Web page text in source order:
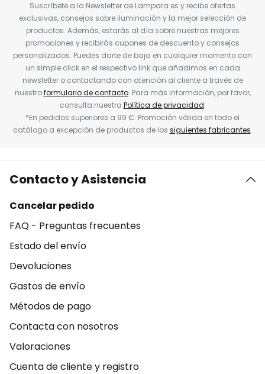
Suscríbete a la Newsletter de Lampara.es y recibe ofertas
exclusivas, consejos sobre iluminación y la mejor selección de
productos. Además, estarás al día sobre nuestras mejores
promociones y recibirás cupones de descuento y consejos
personalizados. Puedes darte de baja en cualquier momento con
un simple click en el respectivo link que añadimos en cada
newsletter o contactando con atención al cliente a través de
nuestroformulario de contacto. Para más información, por favor,
consulta nuestra Política de privacidad.
*En pedidos superiores a 99 €. Promoción válida en todo el
catálogo a excepción de productos de los siguientes fabricantes.
Contacto y Asistencia
Cancelar pedido
FAQ - Preguntas frecuentes
Estado del envío
Devoluciones
Gastos de envío
Métodos de pago
Contacta con nosotros
Valoraciones
Cuenta de cliente y registro